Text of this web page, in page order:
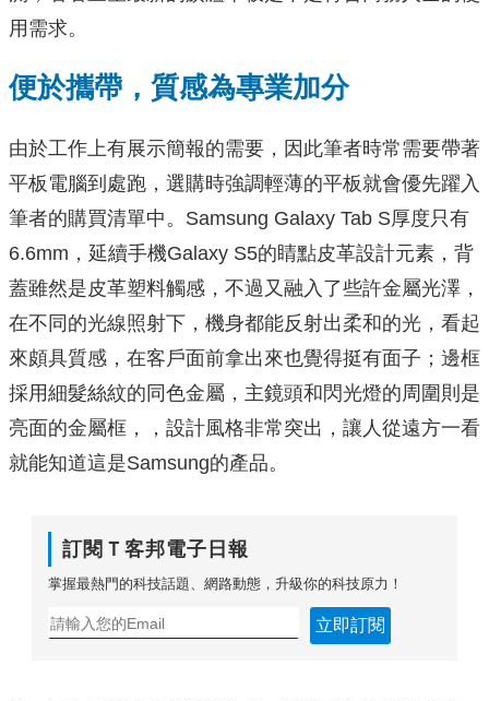
用需求。
便於攜帶，質感為專業加分
由於工作上有展示簡報的需要，因此筆者時常需要帶著
平板電腦到處跑，選購時強調輕薄的平板就會優先躍入
筆者的購買清單中。Samsung Galaxy Tab S厚度只有
6.6mm，延續手機Galaxy S5的睛點皮革設計元素，背
蓋雖然是皮革塑料觸感，不過又融入了些許金屬光澤，
在不同的光線照射下，機身都能反射出柔和的光，看起
來頗具質感，在客戶面前拿出來也覺得挺有面子；邊框
採用細髮絲紋的同色金屬，主鏡頭和閃光燈的周圍則是
亮面的金屬框，，設計風格非常突出，讓人從遠方一看
就能知道這是Samsung的產品。
訂閱Ｔ客邦電子日報
掌握最熱門的科技話題、網路動態，升級你的科技原力！
立即訂閱